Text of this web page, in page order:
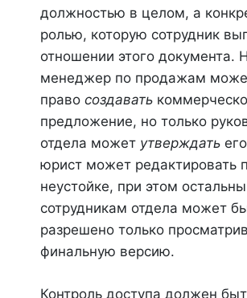
должностью в целом, а
ролью, которую сотрудник
отношении этого документа.
менеджер по продажам
право создавать
предложение, но только
отдела может утверждать
юрист может редактировать
неустойке, при этом
сотрудникам отдела может
разрешено только
финальную версию.
Контроль доступа должен